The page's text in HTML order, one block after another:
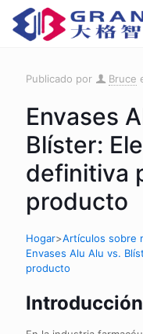
Publicado por Bruce
Envases
Blíster:
definitiva
producto
Hogar>Artículos sobre
Envases Alu Alu vs.
producto
Introducción